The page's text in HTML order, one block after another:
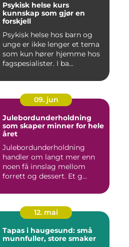
Psykisk helse kurs
kunnskap som gjør en
forskjell
Psykisk helse hos barn og
unge er ikke lenger et tema
som kun hører hjemme hos
fagspesialister. I ba...
09. jun
Julebordunderholdning
som skaper minner for hele
året
Julebordunderholdning
handler om langt mer enn
noen få innslag mellom
forrett og dessert. Et g...
12. mai
Tapas i haugesund: små
munnfuller, store smaker